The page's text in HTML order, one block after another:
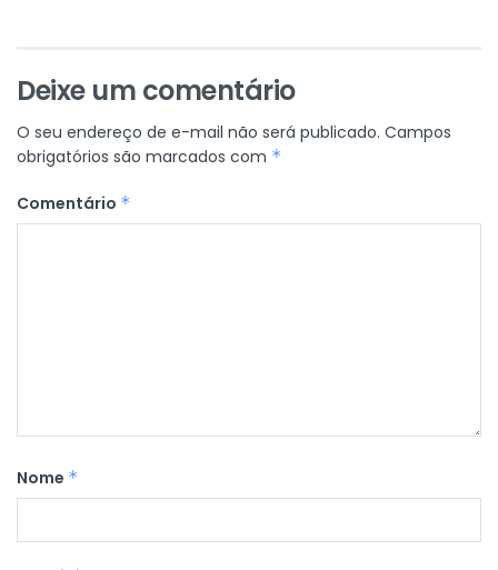
Deixe um comentário
O seu endereço de e-mail não será publicado. Campos
obrigatórios são marcados com *
Comentário *
Nome *